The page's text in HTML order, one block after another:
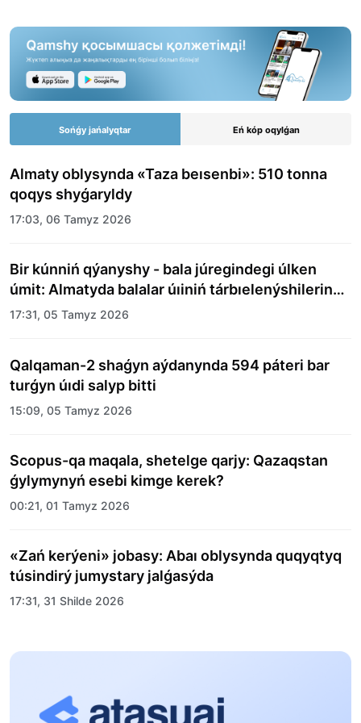
Sońǵy jańalyqtar Eń kóp oqylǵan
Almaty oblysynda «Taza beısenbi»: 510 tonna
qoqys shyǵaryldy
17:03, 06 Tamyz 2026
Bir kúnniń qýanyshy - bala júregindegi úlken
úmit: Almatyda balalar úıiniń tárbıelenýshilerine
merekelik kún uıymdastyryldy
17:31, 05 Tamyz 2026
Qalqaman-2 shaǵyn aýdanynda 594 páteri bar
turǵyn úıdi salyp bitti
15:09, 05 Tamyz 2026
Scopus-qa maqala, shetelge qarjy: Qazaqstan
ǵylymynyń esebi kimge kerek?
00:21, 01 Tamyz 2026
«Zań kerýeni» jobasy: Abaı oblysynda quqyqtyq
túsindirý jumystary jalǵasýda
17:31, 31 Shilde 2026
Halyqaralyq «Formýla-1 H2O» jarysyn Qonaev
13:13, 30 Shilde 2026